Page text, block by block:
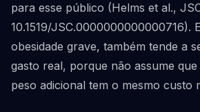
para esse público (Helms et al.,
10.1519/JSC.0000000000000716).
obesidade grave, também tende a
gasto real, porque não assume que
peso adicional tem o mesmo custo